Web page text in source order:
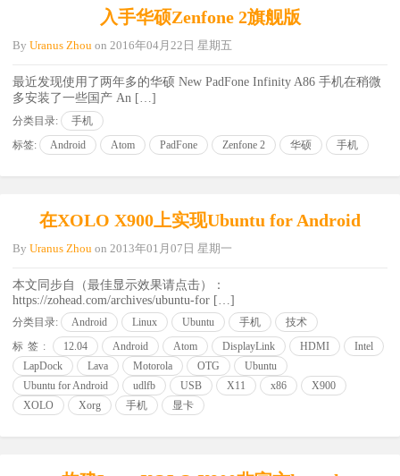
入手华硕Zenfone 2旗舰版
By Uranus Zhou on 2016年04月22日 星期五
最近发现使用了两年多的华硕 New PadFone Infinity A86 手机在稍微
多安装了一些国产 An […]
分类目录:
手机
标签:
Android Atom PadFone Zenfone 2 华硕 手机
在XOLO X900上实现Ubuntu for Android
By Uranus Zhou on 2013年01月07日 星期一
本文同步自（最佳显示效果请点击）：
https://zohead.com/archives/ubuntu-for […]
分类目录: Android Linux Ubuntu 手机
技术
标签:
12.04 Android Atom DisplayLink HDMI
Intel
LapDock
Lava Motorola OTG
Ubuntu
Ubuntu for Android
udlfb USB X11 x86
X900
XOLO
Xorg 手机 显卡